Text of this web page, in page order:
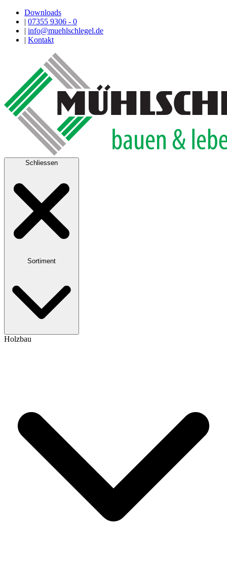
Downloads
| 07355 9306 - 0
| info@muehlschlegel.de
| Kontakt
Schliessen
Sortiment
Holzbau